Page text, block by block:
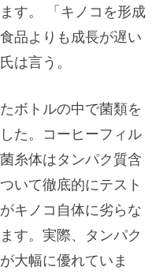
す。 「キノコを形成
品よりも成長が遅い
は言う。
ボトルの中で菌類を
た。コーヒーフィル
糸体はタンパク質含
いて徹底的にテスト
キノコ自体に劣らな
す。実際、タンパク
大幅に優れていま